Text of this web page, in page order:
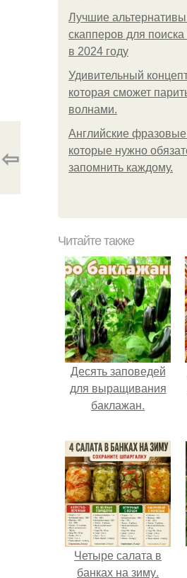
Лучшие
скапперов для
в 2024 году
Удивительный
которая сможет
волнами.
Английские фразовые
которые нужно
запомнить каждому.
⇦
Читайте также
Десять заповедей
для выращивания
баклажан.
Четыре салата в
банках на зиму.